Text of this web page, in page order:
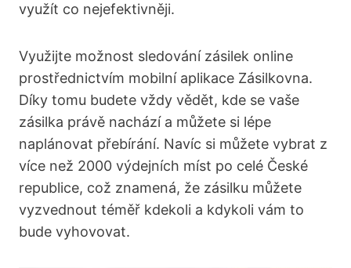
využít co nejefektivněji.
Využijte možnost sledování zásilek online
prostřednictvím mobilní aplikace Zásilkovna.
Díky tomu budete vždy vědět, kde se vaše
zásilka právě nachází a můžete si lépe
naplánovat přebírání. Navíc si můžete vybrat z
více než 2000 výdejních míst po celé České
republice, což znamená, že zásilku můžete
vyzvednout téměř kdekoli a kdykoli vám to
bude vyhovovat.